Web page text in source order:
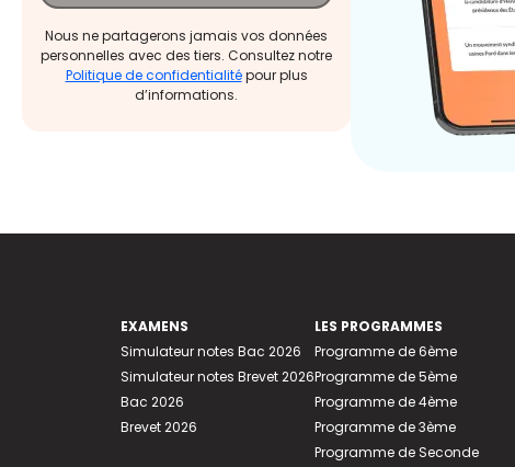
Nous ne partagerons jamais vos données
personnelles avec des tiers. Consultez notre
Politique de confidentialitépour plus
d’informations.
EXAMENS
Simulateur notes Bac 2026
Simulateur notes Brevet 2026
Bac 2026
Brevet 2026
LES PROGRAMMES
Programme de 6ème
Programme de 5ème
Programme de 4ème
Programme de 3ème
Programme de Seconde